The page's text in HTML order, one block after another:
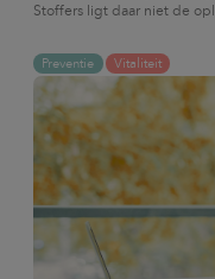
Stoffers ligt daar niet de
Preventie Vitaliteit